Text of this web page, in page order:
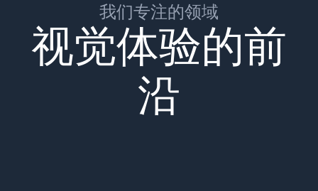
我们专注的领域
视觉体验的前
沿